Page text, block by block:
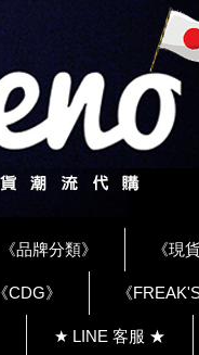
《品牌分類》 《現
《CDG》 《
★ LINE 客服 ★